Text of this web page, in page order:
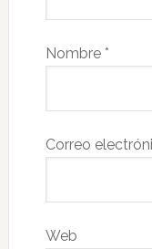
Nombre *
Correo
Web